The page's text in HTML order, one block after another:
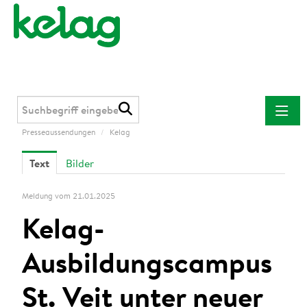
Presseaussendungen
Kelag
Downloads
Kontakt
Presseaussendungen / Kelag
Text Bilder
Meldung vom 21.01.2025
Kelag-
Ausbildungscampus
St. Veit unter neuer